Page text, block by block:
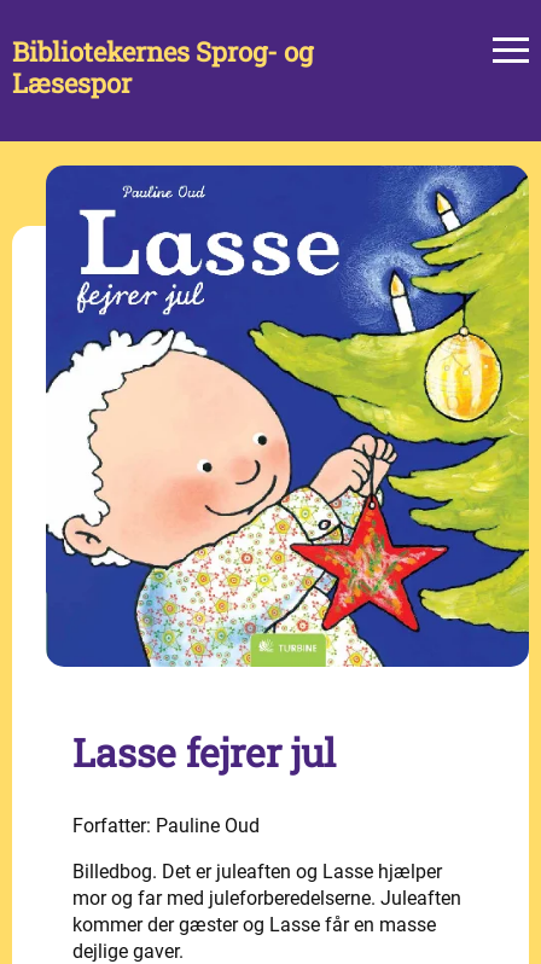
Bibliotekernes Sprog- og
Læsespor
Lasse fejrer jul
Forfatter: Pauline Oud
Billedbog. Det er juleaften og Lasse hjælper
mor og far med juleforberedelserne. Juleaften
kommer der gæster og Lasse får en masse
dejlige gaver.